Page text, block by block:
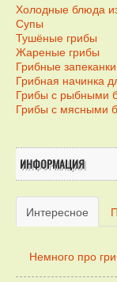
Холодные блюда
Супы
Тушёные грибы
Жареные грибы
Грибные
Грибная начинка
Грибы с рыбными
Грибы с мясными
ИНФОРМАЦИЯ
Интересное
Немного про